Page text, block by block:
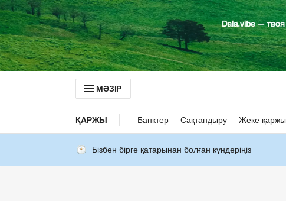
МӘЗІР
ҚАРЖЫ Банктер Сақтандыру Жеке қаржы
Бізбен бірге қатарынан болған күндеріңіз